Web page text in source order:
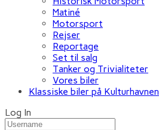
Matiné
Motorsport
Rejser
Reportage
Set til salg
Tanker og Trivialiteter
Vores biler
Klassiske biler på Kulturhavnen
Log In